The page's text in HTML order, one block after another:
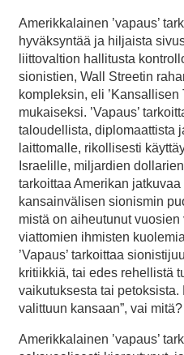
Amerikkalainen ’vapaus’
hyväksyntää ja hiljaista
liittovaltion hallitusta
sionistien, Wall Streetin
kompleksin, eli ’Kansallisen
mukaiseksi. ’Vapaus’
taloudellista, diplomaattista
laittomalle, rikollisesti
Israelille, miljardien
tarkoittaa Amerikan
kansainvälisen sionismin
mistä on aiheutunut
viattomien ihmisten
’Vapaus’ tarkoittaa
kritiikkiä, tai edes rehellistä
vaikutuksesta tai petoksista.
valittuun kansaan”, vai mitä?
Amerikkalainen ’vapaus’